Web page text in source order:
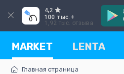
4,2
100 тыс.+
1,92 тыс. отзыва
MARKET LENTA
Главная страница